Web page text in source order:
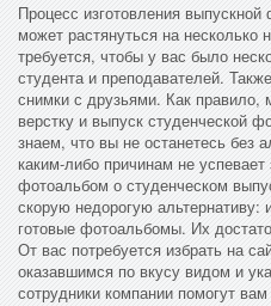
Процесс изготовления
может растянуться на несколько
требуется, чтобы у вас было
студента и преподавателей.
снимки с друзьями. Как правило,
верстку и выпуск студенческой
знаем, что вы не останетесь без
каким-либо причинам не успевает
фотоальбом о студенческом
скорую недорогую альтернативу:
готовые фотоальбомы. Их
От вас потребуется избрать на
оказавшимся по вкусу видом и
сотрудники компании помогут